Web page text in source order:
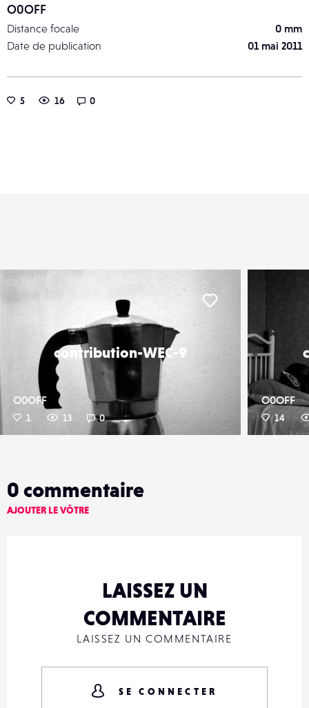
O0OFF
Distance focale
0 mm
Date de publication
01 mai 2011
5 16 0
contribution-WEC-9
O0OFF
1 13 0
O0OFF
14
0 commentaire
AJOUTER LE VÔTRE
LAISSEZ UN
COMMENTAIRE
LAISSEZ UN COMMENTAIRE
SE CONNECTER